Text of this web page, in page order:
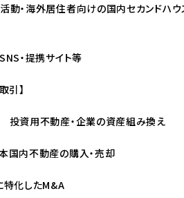
動・海外居住者向けの国内セカンドハ
・提携サイト等
引】
投資用不動産・企業の資産組み換え
国内不動産の購入・売却
特化したM&A